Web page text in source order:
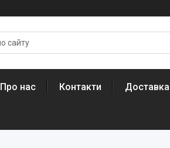
Про нас Контакти Доставка